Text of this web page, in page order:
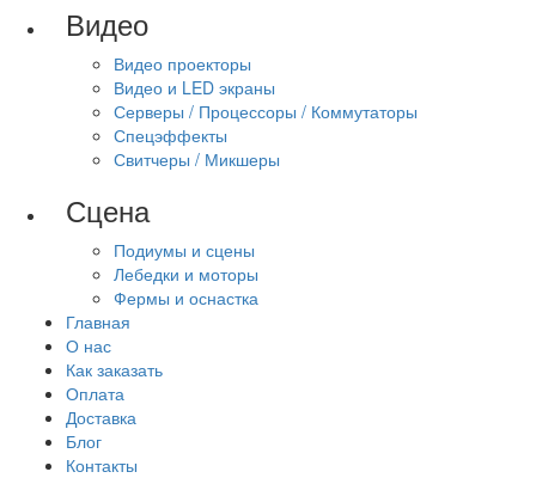
Видео
Видео проекторы
Видео и LED экраны
Серверы / Процессоры / Коммутаторы
Спецэффекты
Свитчеры / Микшеры
Сцена
Подиумы и сцены
Лебедки и моторы
Фермы и оснастка
Главная
О нас
Как заказать
Оплата
Доставка
Блог
Контакты